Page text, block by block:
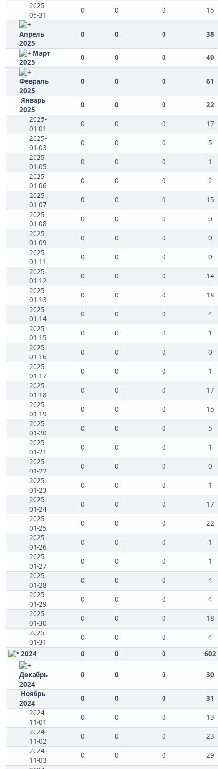
2025-
05-31
0 0 0 15
Апрель
2025
0 0 0 38
Март
2025
0 0 0 49
Февраль
2025
0 0 0 61
Январь
2025
0 0 0
22
2025-
01-01
0 0 0
17
2025-
01-03
0 0 0
5
2025-
01-05
0 0 0
1
2025-
01-06
0 0 0
2
2025-
01-07
0 0 0
15
2025-
01-08
0 0 0
0
2025-
01-09
0 0 0
0
2025-
01-11
0 0 0
0
2025-
01-12
0 0 0
14
2025-
01-13
0 0 0
18
2025-
01-14
0 0 0
4
2025-
01-15
0 0 0
1
2025-
01-16
0 0 0
0
2025-
01-17
0 0 0
1
2025-
01-18
0 0 0
17
2025-
01-19
0 0 0
15
2025-
01-20
0 0 0
5
2025-
01-21
0 0 0
1
2025-
01-22
0 0 0
0
2025-
01-23
0 0 0
1
2025-
01-24
0 0 0
17
2025-
01-25
0 0 0
22
2025-
01-26
0 0 0
1
2025-
01-27
0 0 0
1
2025-
01-28
0 0 0
4
2025-
01-29
0 0 0
4
2025-
01-30
0 0 0
18
2025-
01-31
0 0 0
4
2024
0 0 0 602
Декабрь
2024
0 0 0 30
Ноябрь
2024
0 0 0
31
2024-
11-01
0 0 0
13
2024-
11-02
0 0 0
23
2024-
11-03
0 0 0
29